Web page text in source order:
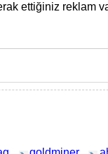
ettiğiniz reklam